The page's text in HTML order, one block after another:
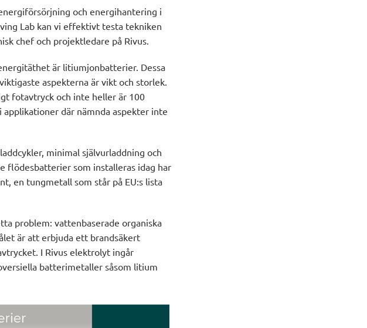
och energihantering i
Lab kan vi effektivt testa tekniken
chef och projektledare på Rivus.
är litiumjonbatterier. Dessa
aspekterna är vikt och storlek.
fotavtryck och inte heller är 100
där nämnda aspekter inte
minimal självurladdning och
flödesbatterier som installeras idag har
en tungmetall som står på EU:s lista
problem: vattenbaserade organiska
är att erbjuda ett brandsäkert
I Rivus elektrolyt ingår
batterimetaller såsom litium